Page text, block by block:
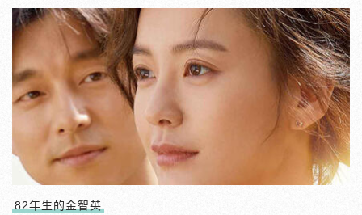
82年生的金智英